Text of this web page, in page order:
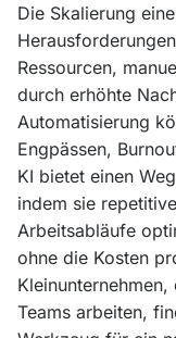
Die Skalierung
Ressourcen,
durch erhöhte
Automatisierung
Engpässen,
KI bietet einen
indem sie
Arbeitsabläufe
ohne die Kosten
Teams arbeiten,